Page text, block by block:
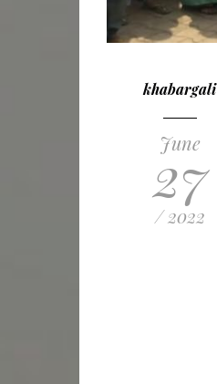
khabargali
June
27
/ 2022